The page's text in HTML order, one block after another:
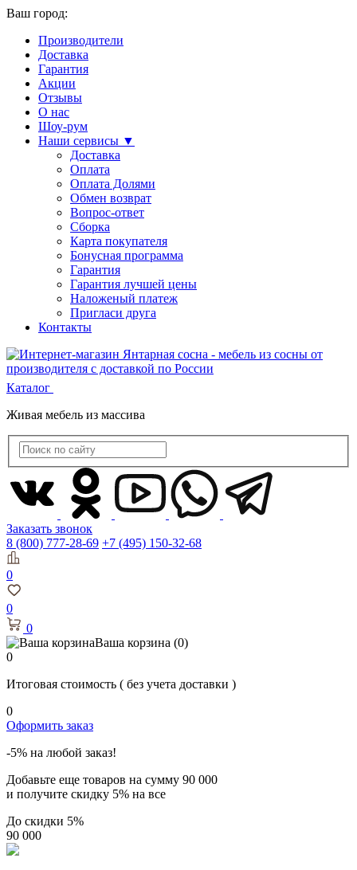
Ваш город:
Производители
Доставка
Гарантия
Акции
Отзывы
О нас
Шоу-рум
Наши сервисы ▼
Доставка
Оплата
Оплата Долями
Обмен возврат
Вопрос-ответ
Сборка
Карта покупателя
Бонусная программа
Гарантия
Гарантия лучшей цены
Наложеный платеж
Пригласи друга
Контакты
Каталог
Живая мебель из массива
Заказать звонок
8 (800) 777-28-69 +7 (495) 150-32-68
0
0
0
Ваша корзина (0)
0
Итоговая стоимость ( без учета доставки )
0
Оформить заказ
-5% на любой заказ!
Добавьте еще товаров на сумму 90 000
и получите скидку 5% на все
До скидки 5%
90 000